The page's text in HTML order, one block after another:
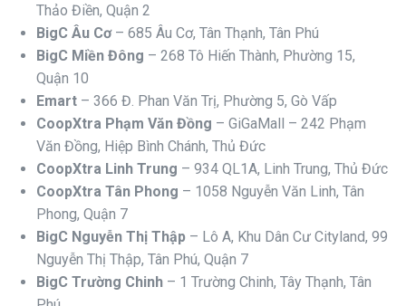
Thảo Điền, Quận 2
BigC Âu Cơ– 685 Âu Cơ, Tân Thạnh, Tân Phú
BigC Miền Đông – 268 Tô Hiến Thành, Phường 15,
Quận 10
Emart – 366 Đ. Phan Văn Trị, Phường 5, Gò Vấp
CoopXtra Phạm Văn Đồng – GiGaMall – 242 Phạm
Văn Đồng, Hiệp Bình Chánh, Thủ Đức
CoopXtra Linh Trung – 934 QL1A, Linh Trung, Thủ Đức
CoopXtra Tân Phong – 1058 Nguyễn Văn Linh, Tân
Phong, Quận 7
BigC Nguyễn Thị Thập – Lô A, Khu Dân Cư Cityland, 99
Nguyễn Thị Thập, Tân Phú, Quận 7
BigC Trường Chinh – 1 Trường Chinh, Tây Thạnh, Tân